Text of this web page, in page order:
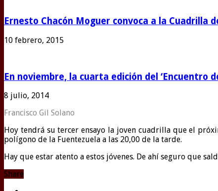
Ernesto Chacón Moguer convoca a la Cuadrilla
10 febrero, 2015
En noviembre, la cuarta edición del ‘Encuentro
8 julio, 2014
Francisco Gil Solano
Hoy tendrá su tercer ensayo la joven cuadrilla que el
polígono de la Fuentezuela a las 20,00 de la tarde.
Hay que estar atento a estos jóvenes. De ahí seguro que
Share